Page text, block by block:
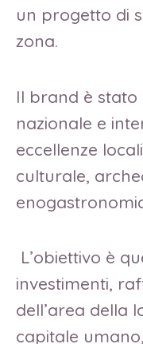
un progetto di
zona.
Il brand è
nazionale e
eccellenze
culturale,
L’obiettivo è
investimenti,
dell’area della
capitale